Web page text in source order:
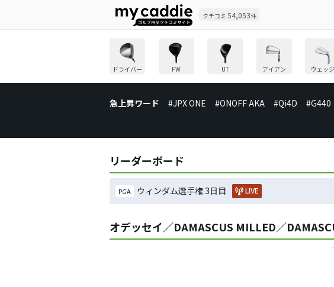
クチコミ 54,053件
ドライバー FW UT アイアン ウェッジ
急上昇ワード #JPX ONE #ONOFF AKA #Qi4D #G440
リーダーボード
PGA ウィンダム選手権 3日目 LIVE
オデッセイ／DAMASCUS MILLED／